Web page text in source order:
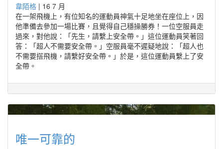
韋陌格 | 16 7 月
在一架飛機上，有位知名的運動員神氣十足地坐在座位上，因
他準備去參加一場比賽，且覺得自己穩操勝券！一位空服員走
過來，對他說：「先生，請繫上安全帶。」這位運動員笑著回
答：「超人不需要安全帶。」空服員毫不遲疑地說：「超人也
不需要搭飛機，請繫好安全帶。」於是，這位運動員繫上了安
全帶。
唯一可靠的